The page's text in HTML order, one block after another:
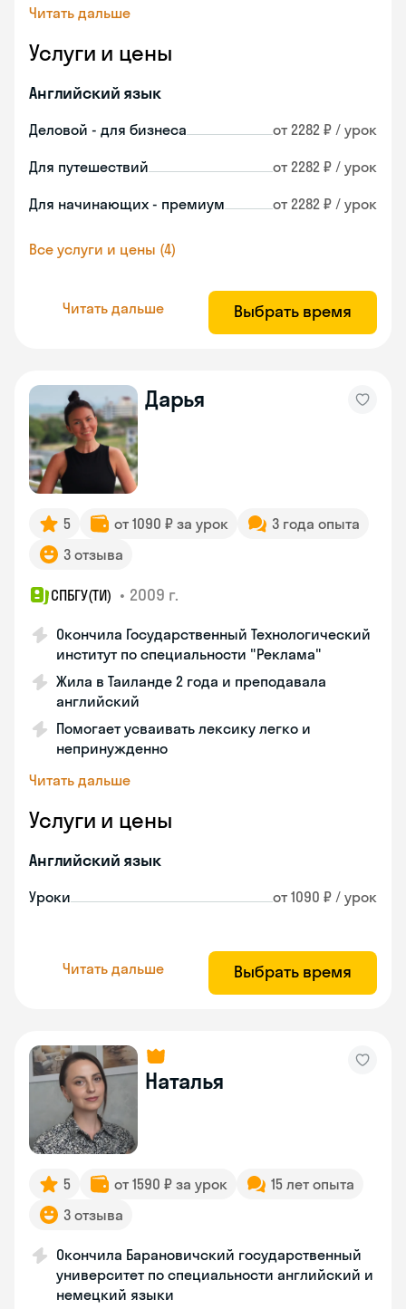
Читать дальше
Услуги и цены
Английский язык
Деловой - для бизнеса от 2282 ₽ / урок
Для путешествий от 2282 ₽ / урок
Для начинающих - премиум от 2282 ₽ / урок
Все услуги и цены (4)
Читать дальше Выбрать время
Дарья
5 от 1090 ₽ за урок
3 года опыта
3 отзыва
СПБГУ(ТИ) • 2009 г.
Окончила Государственный Технологический
институт по специальности "Реклама"
Жила в Таиланде 2 года и преподавала
английский
Помогает усваивать лексику легко и
непринужденно
Читать дальше
Услуги и цены
Английский язык
Уроки от 1090 ₽ / урок
Читать дальше Выбрать время
Наталья
5 от 1590 ₽ за урок
15 лет опыта
3 отзыва
Окончила Барановичский государственный
университет по специальности английский и
немецкий языки